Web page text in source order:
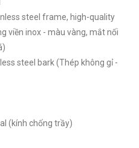
steel frame, high-quality
viền inox - màu vàng, mắt nối
steel bark (Thép không gỉ -
(kính chống trầy)